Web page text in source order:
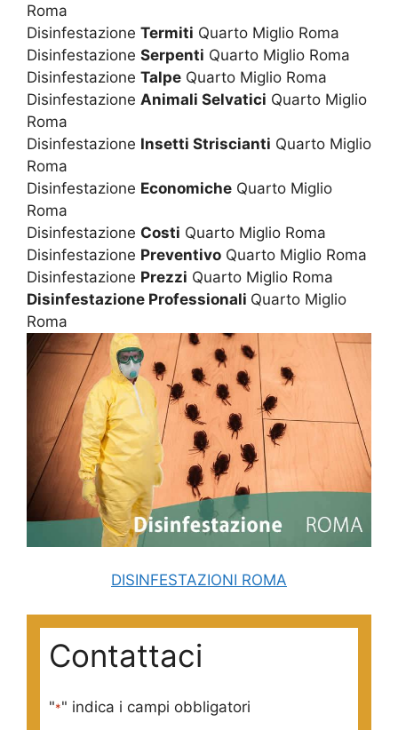
Roma
Disinfestazione Termiti Quarto Miglio Roma
Disinfestazione Serpenti Quarto Miglio Roma
Disinfestazione Talpe Quarto Miglio Roma
Disinfestazione Animali Selvatici Quarto Miglio
Roma
Disinfestazione Insetti Striscianti Quarto Miglio
Roma
Disinfestazione Economiche Quarto Miglio
Roma
Disinfestazione Costi Quarto Miglio Roma
Disinfestazione Preventivo Quarto Miglio Roma
Disinfestazione Prezzi Quarto Miglio Roma
Disinfestazione Professionali Quarto Miglio
Roma
DISINFESTAZIONI ROMA
Contattaci
"*" indica i campi obbligatori